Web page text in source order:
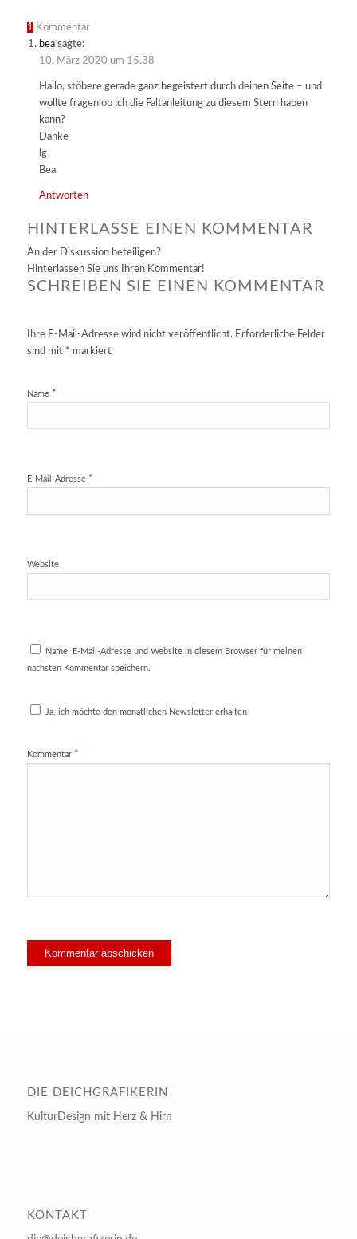
1 Kommentar
bea sagte:
10. März 2020 um 15.38
Hallo, stöbere gerade ganz begeistert durch deinen Seite – und
wollte fragen ob ich die Faltanleitung zu diesem Stern haben
kann?
Danke
lg
Bea
Antworten
HINTERLASSE EINEN KOMMENTAR
An der Diskussion beteiligen?
Hinterlassen Sie uns Ihren Kommentar!
SCHREIBEN SIE EINEN KOMMENTAR
Ihre E-Mail-Adresse wird nicht veröffentlicht. Erforderliche Felder
sind mit * markiert
Name *
E-Mail-Adresse *
Website
Name, E-Mail-Adresse und Website in diesem Browser für meinen
nächsten Kommentar speichern.
Ja, ich möchte den monatlichen Newsletter erhalten
Kommentar *
DIE DEICHGRAFIKERIN
KulturDesign mit Herz & Hirn
KONTAKT